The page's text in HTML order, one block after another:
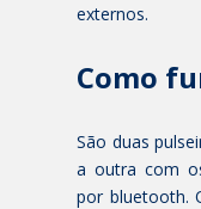
externos.
Como
São duas
a outra com
por bluetooth.